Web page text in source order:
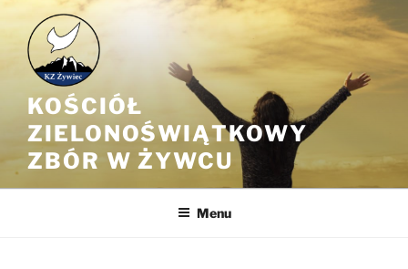
Przejdź
do
treści
KOŚCIÓŁ
ZIELONOŚWIĄTKOWY
ZBÓR W ŻYWCU
Menu